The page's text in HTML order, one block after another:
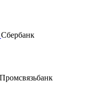
Сбербанк
Промсвязьбанк